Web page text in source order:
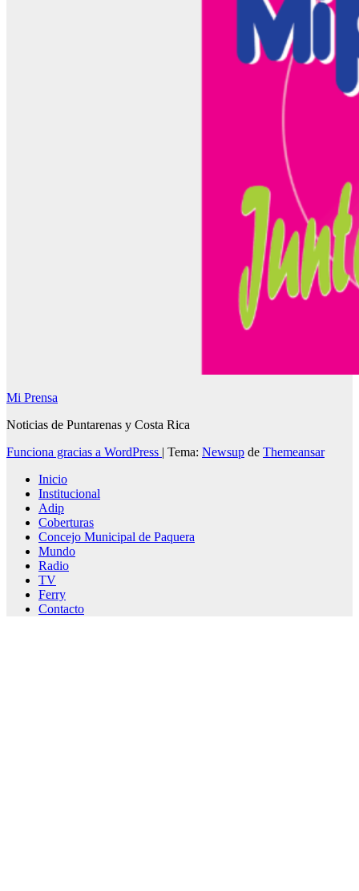
Mi Prensa
Noticias de Puntarenas y Costa Rica
Funciona gracias a WordPress | Tema: Newsup de Themeansar
Inicio
Institucional
Adip
Coberturas
Concejo Municipal de Paquera
Mundo
Radio
TV
Ferry
Contacto